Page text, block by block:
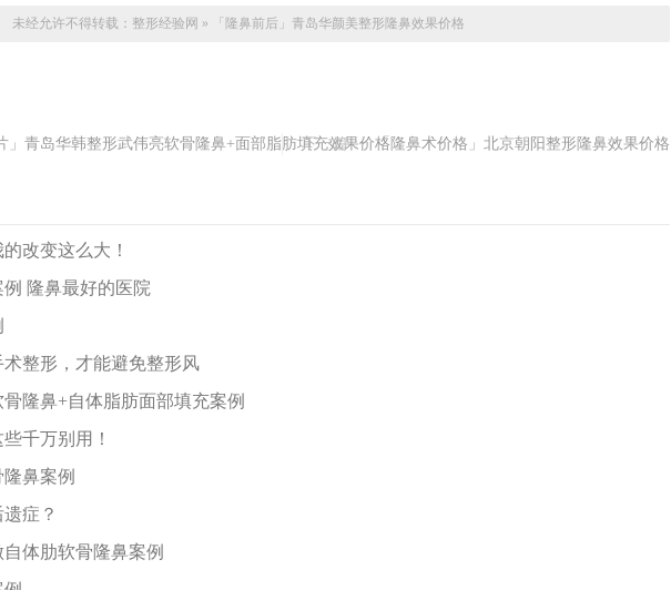
未经允许不得转载： 整形经验网 » 「隆鼻前后」青岛华颜美整形隆鼻效果价格
」青岛华韩整形武伟亮软骨隆鼻+面部脂肪填充效果价格
下一篇： 「隆鼻术价格」北京朝阳整形隆鼻效果价格
改变这么大！
隆鼻最好的医院
整形，才能避免整形风
隆鼻+自体脂肪面部填充案例
千万别用！
鼻案例
症？
体肋软骨隆鼻案例